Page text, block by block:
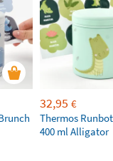
32,95 €
Thermos
400 ml Alligator